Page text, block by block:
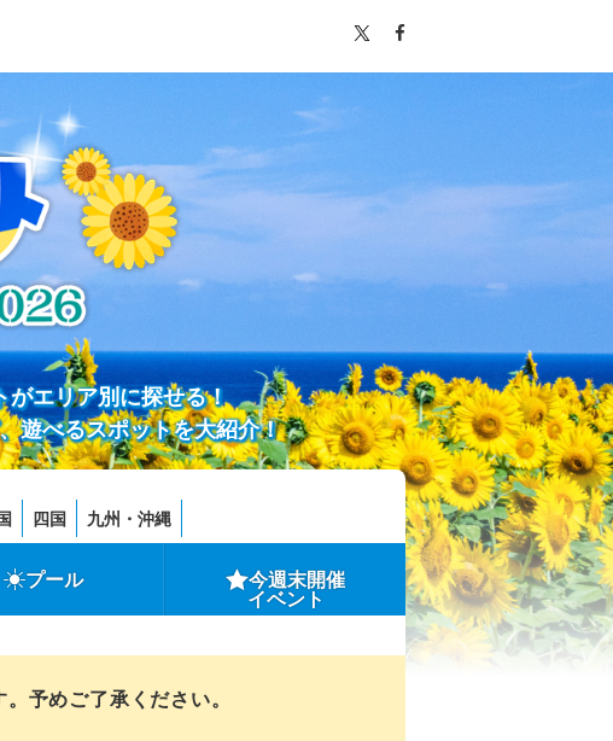
がエリア別に探せる！
遊べるスポットを大紹介！
四国 九州・沖縄
プール 今週末開催
イベント
予めご了承ください。